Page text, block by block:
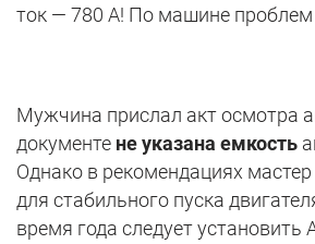
ток — 780 А! По машине проблем
Мужчина прислал акт осмотра
документе не указана емкость
Однако в рекомендациях
для стабильного пуска
время года следует установить